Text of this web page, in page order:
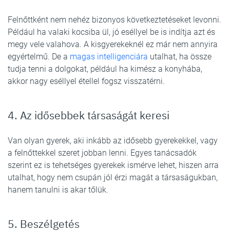
Felnőttként nem nehéz bizonyos következtetéseket levonni.
Például ha valaki kocsiba ül, jó eséllyel be is indítja azt és
megy vele valahova. A kisgyerekeknél ez már nem annyira
egyértelmű. De a magas intelligenciára utalhat, ha össze
tudja tenni a dolgokat, például ha kimész a konyhába,
akkor nagy eséllyel étellel fogsz visszatérni.
4. Az idősebbek társaságát keresi
Van olyan gyerek, aki inkább az idősebb gyerekekkel, vagy
a felnőttekkel szeret jobban lenni. Egyes tanácsadók
szerint ez is tehetséges gyerekek ismérve lehet, hiszen arra
utalhat, hogy nem csupán jól érzi magát a társaságukban,
hanem tanulni is akar tőlük.
5. Beszélgetés